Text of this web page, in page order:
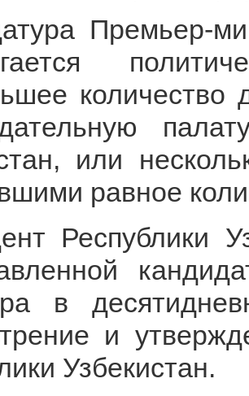
Премьер-
количество
или
равное
Республики
в
и
Узбекистан.